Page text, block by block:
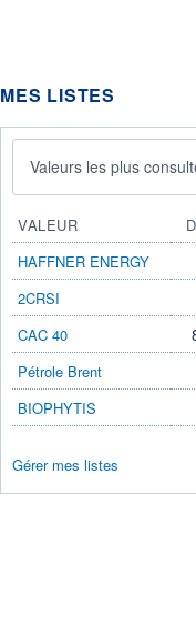
MES LISTES
Valeurs les plus
VALEUR
HAFFNER ENERGY
2CRSI
CAC 40
Pétrole Brent
BIOPHYTIS
Gérer mes listes